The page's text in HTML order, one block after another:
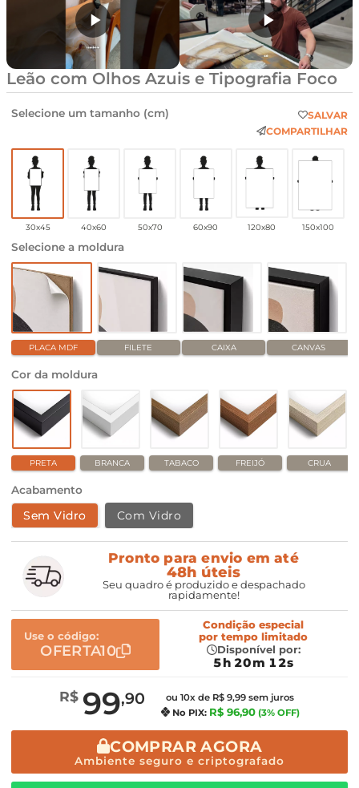
Leão com Olhos Azuis e Tipografia Foco
Selecione um tamanho (cm)
SALVAR
COMPARTILHAR
30x45 40x60 50x70 60x90 120x80 150x100
Selecione a moldura
PLACA MDF FILETE CAIXA CANVAS
Cor da moldura
PRETA BRANCA TABACO FREIJÓ CRUA
Acabamento
Sem Vidro Com Vidro
Pronto para envio em até
48h úteis
Seu quadro é produzido e despachado
rapidamente!
Use o código:
OFERTA10
Condição especial
por tempo limitado
Disponível por:
5h 20m 11s
R$ 99,90
ou 10x de R$ 9,99 sem juros
No PIX: R$ 96,90 (3% OFF)
COMPRAR AGORA
Ambiente seguro e criptografado